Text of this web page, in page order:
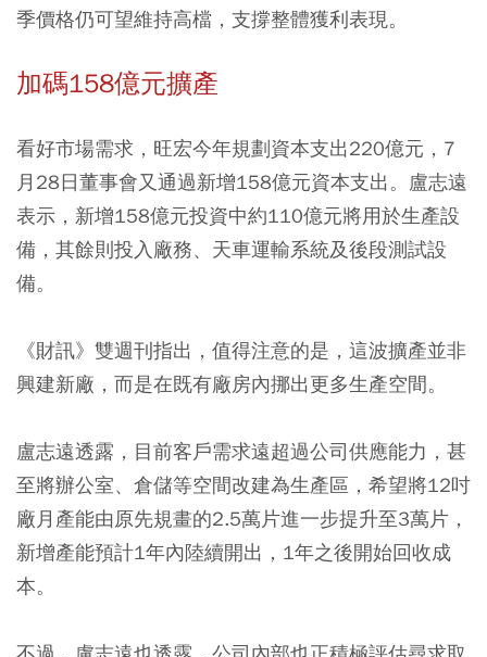
季價格仍可望維持高檔，支撐整體獲利表現。
加碼158億元擴產
看好市場需求，旺宏今年規劃資本支出220億元，7
月28日董事會又通過新增158億元資本支出。盧志遠
表示，新增158億元投資中約110億元將用於生產設
備，其餘則投入廠務、天車運輸系統及後段測試設
備。
《財訊》雙週刊指出，值得注意的是，這波擴產並非
興建新廠，而是在既有廠房內挪出更多生產空間。
盧志遠透露，目前客戶需求遠超過公司供應能力，甚
至將辦公室、倉儲等空間改建為生產區，希望將12吋
廠月產能由原先規畫的2.5萬片進一步提升至3萬片，
新增產能預計1年內陸續開出，1年之後開始回收成
本。